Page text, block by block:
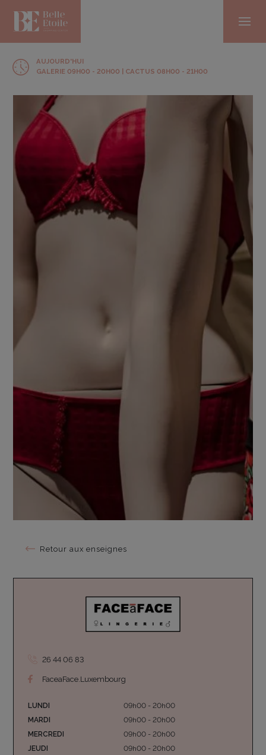
AUJOURD'HUI
GALERIE 09H00 - 20H00 | CACTUS 08H00 - 21H00
Retour aux enseignes
26 44 06 83
FaceaFace.Luxembourg
LUNDI
09h00 - 20h00
MARDI
09h00 - 20h00
MERCREDI
09h00 - 20h00
JEUDI
09h00 - 20h00